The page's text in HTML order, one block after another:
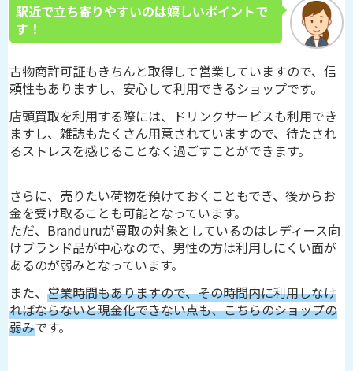
駅近で立ち寄りやすいのは嬉しいポイントで
す！
古物商許可証もきちんと取得して営業していますので、信
頼性もありますし、安心して利用できるショップです。
店頭買取を利用する際には、ドリンクサービスも利用でき
ますし、雑誌もたくさん用意されていますので、待たされ
るストレスを感じることなく過ごすことができます。
さらに、売りたい荷物を預けておくこともでき、後からお
金を受け取ることも可能となっています。
ただ、Branduruが買取の対象としているのはレディース向
けブランド品が中心なので、男性の方は利用しにくい面が
あるのが弱みとなっています。
また、 営業時間もありますので、その時間内に利用しなけ
ればならないと現金化できない点も、こちらのショップの
弱みです。